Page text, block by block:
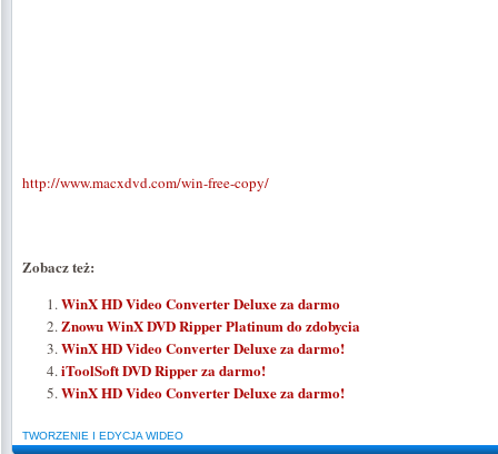
http://www.macxdvd.com/win-free-copy/
Zobacz też:
WinX HD Video Converter Deluxe za darmo
Znowu WinX DVD Ripper Platinum do zdobycia
WinX HD Video Converter Deluxe za darmo!
iToolSoft DVD Ripper za darmo!
WinX HD Video Converter Deluxe za darmo!
TWORZENIE I EDYCJA WIDEO